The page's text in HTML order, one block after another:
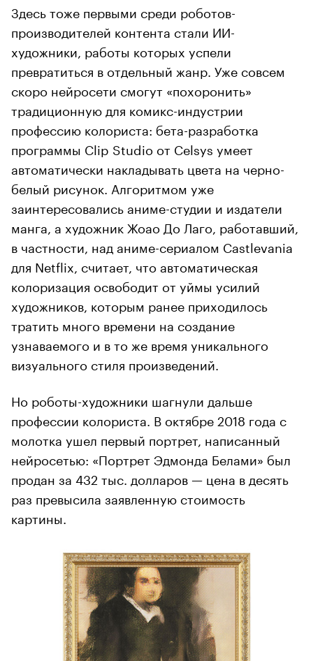
Здесь тоже первыми среди роботов-
производителей контента стали ИИ-
художники, работы которых успели
превратиться в отдельный жанр. Уже совсем
скоро нейросети смогут «похоронить»
традиционную для комикс-индустрии
профессию колориста: бета-разработка
программы Clip Studio от Celsys умеет
автоматически накладывать цвета на черно-
белый рисунок. Алгоритмом уже
заинтересовались аниме-студии и издатели
манга, а художник Жоао До Лаго, работавший,
в частности, над аниме-сериалом Castlevania
для Netflix, считает, что автоматическая
колоризация освободит от уймы усилий
художников, которым ранее приходилось
тратить много времени на создание
узнаваемого и в то же время уникального
визуального стиля произведений.
Но роботы-художники шагнули дальше
профессии колориста. В октябре 2018 года с
молотка ушел первый портрет, написанный
нейросетью: «Портрет Эдмонда Белами» был
продан за 432 тыс. долларов — цена в десять
раз превысила заявленную стоимость
картины.